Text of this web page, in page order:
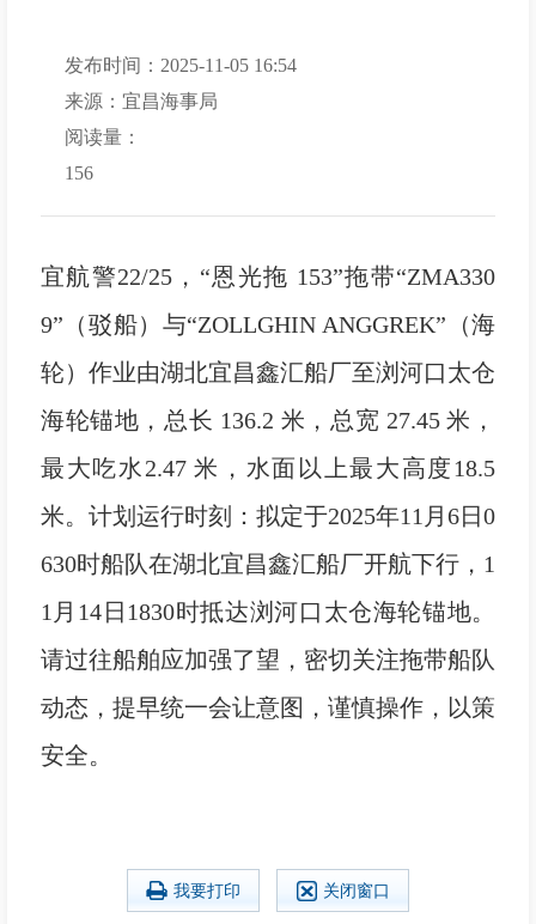
发布时间：2025-11-05 16:54
来源：宜昌海事局
阅读量：
156
宜航警22/25，“恩光拖 153”拖带“ZMA330
9”（驳船）与“ZOLLGHIN ANGGREK”（海
轮）作业由湖北宜昌鑫汇船厂至浏河口太仓
海轮锚地，总长 136.2 米，总宽 27.45 米，
最大吃水2.47 米，水面以上最大高度18.5
米。计划运行时刻：拟定于2025年11月6日0
630时船队在湖北宜昌鑫汇船厂开航下行，1
1月14日1830时抵达浏河口太仓海轮锚地。
请过往船舶应加强了望，密切关注拖带船队
动态，提早统一会让意图，谨慎操作，以策
安全。
我要打印 关闭窗口